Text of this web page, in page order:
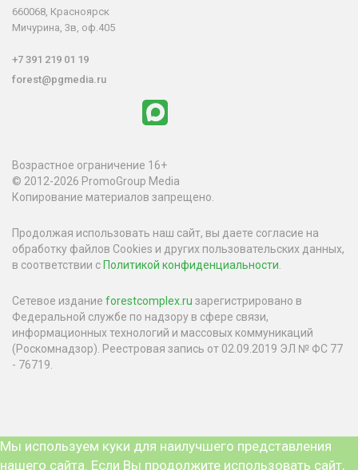
660068, Красноярск
Мичурина, 3в, оф.405
+7 391 219 01 19
forest@pgmedia.ru
Возрастное ограничение 16+
© 2012-2026 PromoGroup Media
Копирование материалов запрещено.
Продолжая использовать наш сайт, вы даете согласие на
обработку файлов Cookies и других пользовательских данных,
в соответствии с Политикой конфиденциальности
Сетевое издание forestcomplex.ru зарегистрировано в
Федеральной службе по надзору в сфере связи,
информационных технологий и массовых коммуникаций
(Роскомнадзор). Реестровая запись от 02.09.2019 ЭЛ № ФС 77
- 76719.
Мы используем куки для наилучшего представления
нашего сайта. Если Вы продолжите использовать сайт,